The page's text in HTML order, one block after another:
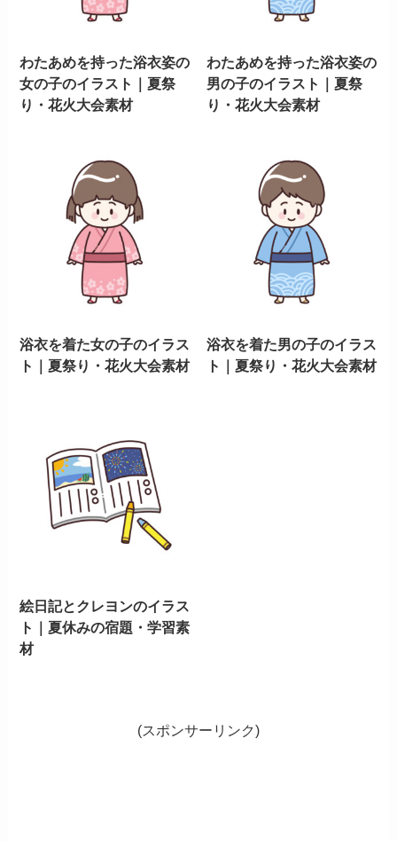
わたあめを持った浴衣姿の
女の子のイラスト｜夏祭
り・花火大会素材
わたあめを持った浴衣姿の
男の子のイラスト｜夏祭
り・花火大会素材
浴衣を着た女の子のイラス
ト｜夏祭り・花火大会素材
浴衣を着た男の子のイラス
ト｜夏祭り・花火大会素材
絵日記とクレヨンのイラス
ト｜夏休みの宿題・学習素
材
(スポンサーリンク)